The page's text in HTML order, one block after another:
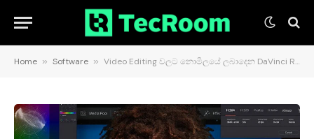
Home » Software » Video Editing වලට නොමිලයේ ලබාදෙන DaVinci Resolve Software එක